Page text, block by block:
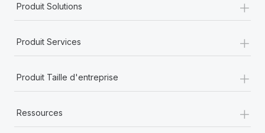
Produit Solutions +
Produit Services +
Produit Taille d'entreprise +
Ressources +